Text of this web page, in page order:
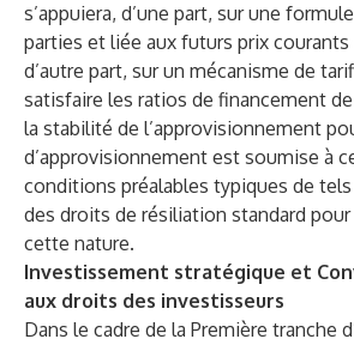
s’appuiera, d’une part, sur une
parties et liée aux futurs prix courants
d’autre part, sur un mécanisme de
satisfaire les ratios de financement
la stabilité de l’approvisionnement
d’approvisionnement est soumise à
conditions préalables typiques de
des droits de résiliation standard
cette nature.
Investissement stratégique et
aux droits des investisseurs
Dans le cadre de la Première tranche